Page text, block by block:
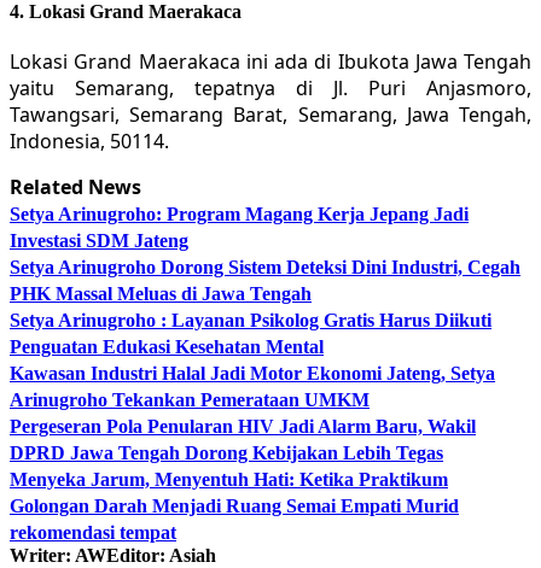
4. Lokasi Grand Maerakaca
Lokasi Grand Maerakaca ini ada di Ibukota Jawa Tengah
yaitu Semarang, tepatnya di Jl. Puri Anjasmoro,
Tawangsari, Semarang Barat, Semarang, Jawa Tengah,
Indonesia, 50114.
Related News
Setya Arinugroho: Program Magang Kerja Jepang Jadi
Investasi SDM Jateng
Setya Arinugroho Dorong Sistem Deteksi Dini Industri, Cegah
PHK Massal Meluas di Jawa Tengah
Setya Arinugroho : Layanan Psikolog Gratis Harus Diikuti
Penguatan Edukasi Kesehatan Mental
Kawasan Industri Halal Jadi Motor Ekonomi Jateng, Setya
Arinugroho Tekankan Pemerataan UMKM
Pergeseran Pola Penularan HIV Jadi Alarm Baru, Wakil
DPRD Jawa Tengah Dorong Kebijakan Lebih Tegas
Menyeka Jarum, Menyentuh Hati: Ketika Praktikum
Golongan Darah Menjadi Ruang Semai Empati Murid
rekomendasi tempat
Writer: AWEditor: Asiah